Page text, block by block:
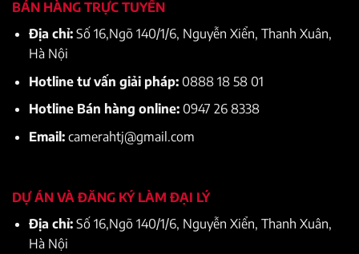
BÁN HÀNG TRỰC TUYẾN
Địa chỉ:Số 16,Ngõ 140/1/6, Nguyễn Xiển, Thanh Xuân,
Hà Nội
Hotline tư vấn giải pháp: 0888 18 58 01
Hotline Bán hàng online: 0947 26 8338
Email:camerahtj@gmail.com
DỰ ÁN VÀ ĐĂNG KÝ LÀM ĐẠI LÝ
Địa chỉ:Số 16,Ngõ 140/1/6, Nguyễn Xiển, Thanh Xuân,
Hà Nội